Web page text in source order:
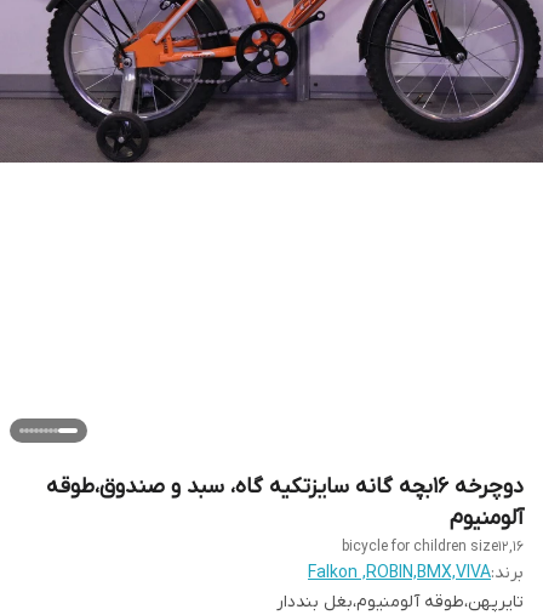
دوچرخه 16بچه گانه سایزتکیه گاه، سبد و صندوق،طوقه
آلومنیوم
bicycle for children size12,16
برند:Falkon ,ROBIN,BMX,VIVA
تايرپهن،طوقه آلومنيوم،بغل بنددار